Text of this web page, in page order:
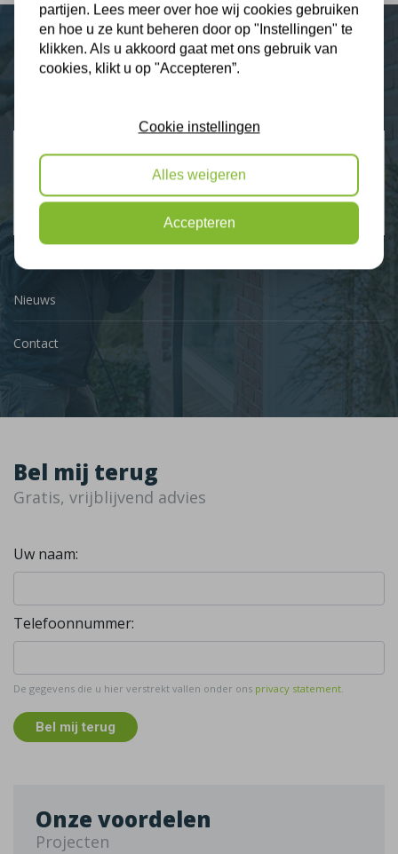
Plus Isolatie
9,3
2274 klanten beoordelen ons met een 9.3
Nieuws
Contact
Bel mij terug
Gratis, vrijblijvend advies
Uw naam:
Telefoonnummer:
De gegevens die u hier verstrekt vallen onder ons privacy statement.
Bel mij terug
Onze voordelen
Projecten
partijen. Lees meer over hoe wij cookies gebruiken
en hoe u ze kunt beheren door op "Instellingen" te
klikken. Als u akkoord gaat met ons gebruik van
cookies, klikt u op "Accepteren”.
Cookie instellingen
Alles weigeren
Accepteren